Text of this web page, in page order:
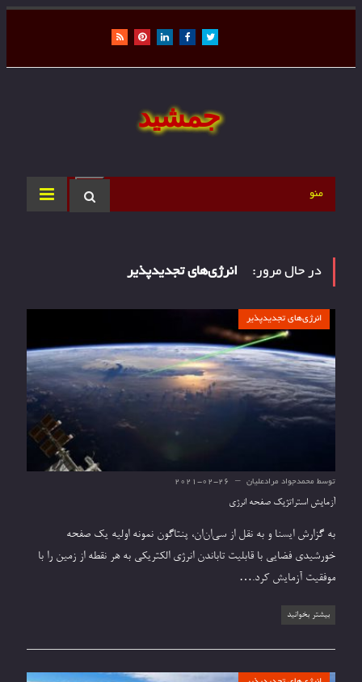
Twitter
Facebook
LinkedIn
Pinterest
RSS
جمشید
منو
در حال مرور: انرژی‌های تجدیدپذیر
انرژی‌های تجدیدپذیر
توسط محمدجواد مرادعلیان 2021-02-26
آزمایش استراتژیک صفحه انرژی
به گزارش ایسنا و به نقل از سی‌ان‌ان، پنتاگون نمونه اولیه یک صفحه
خورشیدی فضایی با قابلیت تاباندن انرژی الکتریکی به هر نقطه از زمین را با
موفقیت آزمایش کرد.…
بیشتر بخوانید